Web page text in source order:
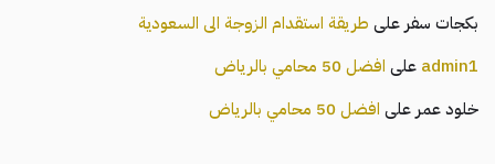
بكجات سفر على طريقة استقدام الزوجة الى السعودية
admin1 على افضل 50 محامي بالرياض
خلود عمر على افضل 50 محامي بالرياض